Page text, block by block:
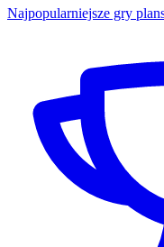
Najpopularniejsze gry